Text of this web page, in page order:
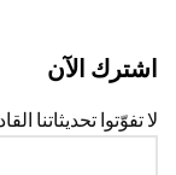
اشترك الآن
لا تفوّتوا تحديثاتنا